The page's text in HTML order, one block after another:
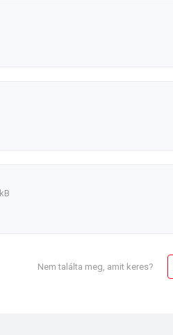
Nem találta meg, amit keres?